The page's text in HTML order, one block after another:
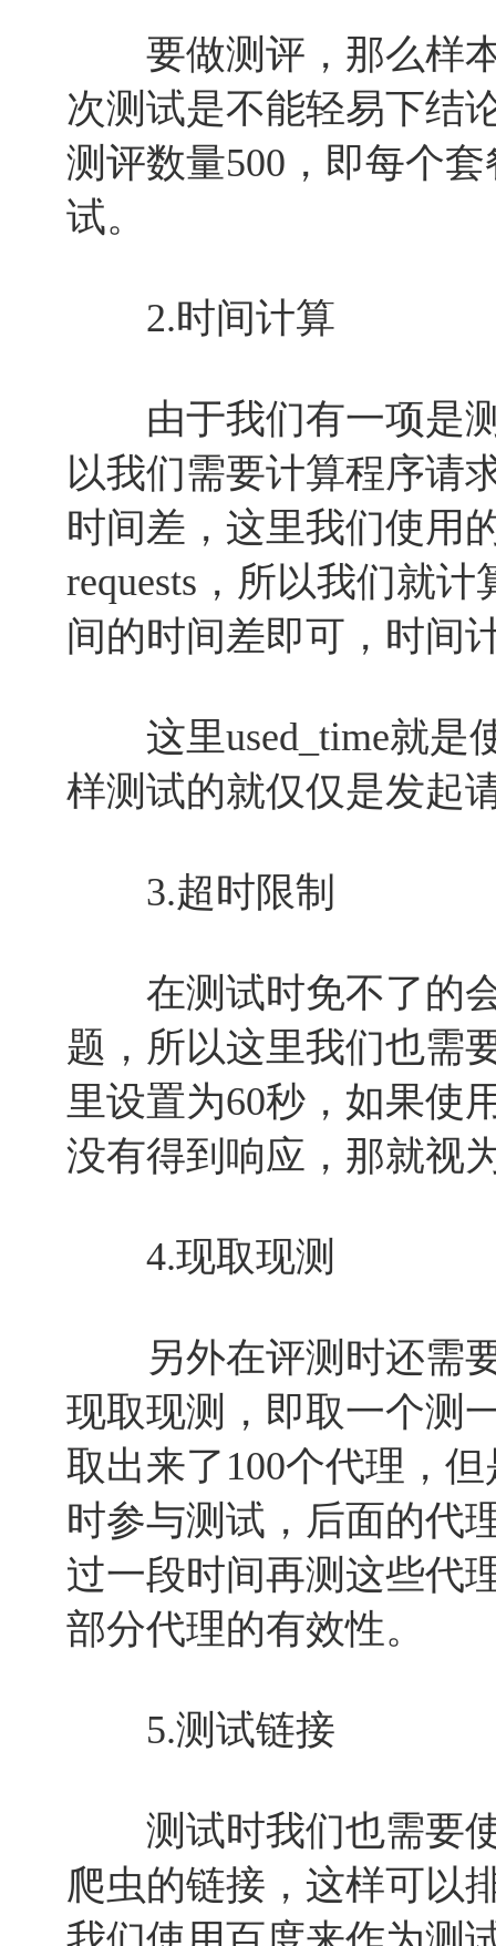
要做测评，那么样本
次测试是不能轻易下结
测评数量500，即每个
试。
2.时间计算
由于我们有一项是测
以我们需要计算程序请
时间差，这里我们使用
requests，所以我们就
间的时间差即可，时间
这里used_time就是
样测试的就仅仅是发起
3.超时限制
在测试时免不了的会
题，所以这里我们也需
里设置为60秒，如果使
没有得到响应，那就视
4.现取现测
另外在评测时还需要
现取现测，即取一个测
取出来了100个代理，
时参与测试，后面的代
过一段时间再测这些代
部分代理的有效性。
5.测试链接
测试时我们也需要使
爬虫的链接，这样可以